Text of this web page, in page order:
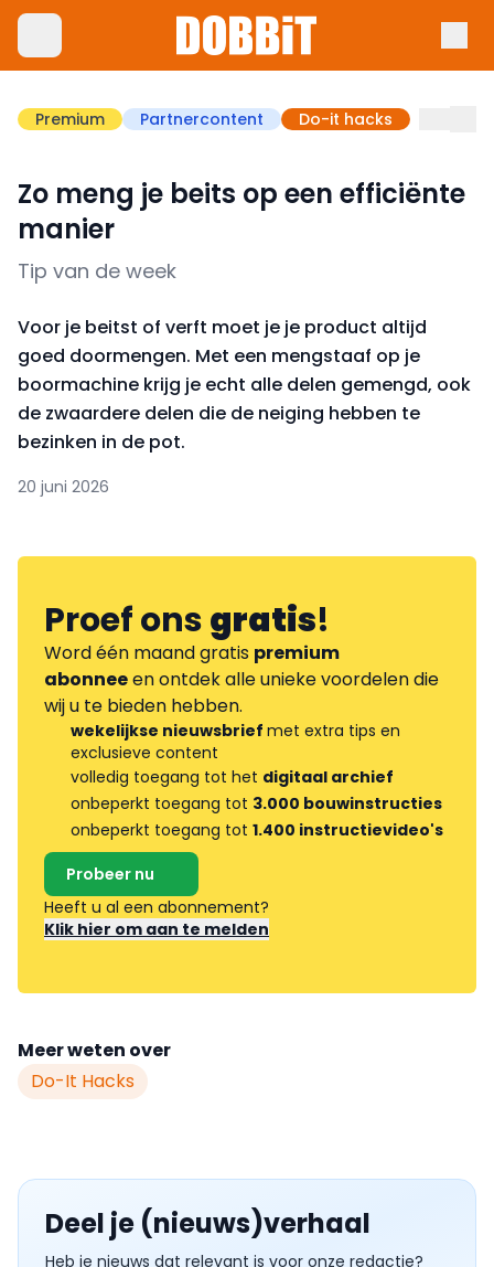
Premium Partnercontent Do-it hacks
Zo meng je beits op een efficiënte
manier
Tip van de week
Voor je beitst of verft moet je je product altijd
goed doormengen. Met een mengstaaf op je
boormachine krijg je echt alle delen gemengd, ook
de zwaardere delen die de neiging hebben te
bezinken in de pot.
20 juni 2026
Proef onsgratis!
Word één maand gratis premium
abonneeen ontdek alle unieke voordelen die
wij u te bieden hebben.
wekelijkse nieuwsbrief met extra tips en
exclusieve content
volledig toegang tot het digitaal archief
onbeperkt toegang tot 3.000 bouwinstructies
onbeperkt toegang tot 1.400 instructievideo's
Probeer nu
Heeft u al een abonnement?
Klik hier om aan te melden
Meer weten over
Do-It Hacks
Deel je (nieuws)verhaal
Heb je nieuws dat relevant is voor onze redactie?